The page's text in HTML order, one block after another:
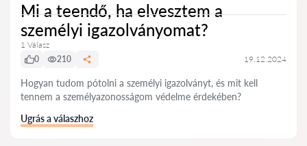
Mi a teendő, ha elvesztem a
személyi igazolványomat?
1 Válasz
0
210 19.12.2024
Hogyan tudom pótolni a személyi igazolványt, és mit kell
tennem a személyazonosságom védelme érdekében?
Ugrás a válaszhoz